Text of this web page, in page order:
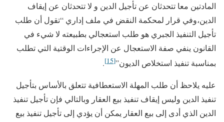
المادتين معا تتحدثان عن تأجيل الدين و لا تتحدثان عن إيقاف
الدين،وفي قرار لمحكمة النقض في ملف إداري “تقول أن طلب
تأجيل التنفيذ الجبري هو طلب استعجالي بطبيعته لا شيء في
القانون ينفي صفة الاستعجال عن الإجراءات الوقتية التي تطلب
بمناسبة تنفيذ استخلاص الديون”[15]
.
عليه يلاحظ أن طلب المهلة الاستعطافية تتعلق بالأساس بتأجيل
تنفيذ الدين وليس إيقاف تنفيذ بيع العقار وبالتالي فإن تأجيل تنفيذ
الدين الذي أدى إلى بيع العقار يمكن أن يؤدي إلى تأجيل تنفيذ بيع